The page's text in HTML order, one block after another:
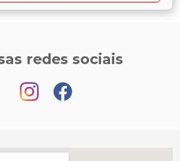
redes sociais